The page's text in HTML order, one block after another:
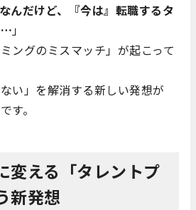
んだけど、『今は』転職するタ
…」
ングのミスマッチ」が起こって
い」を解消する新しい発想が
す。
変える「タレントプ
新発想